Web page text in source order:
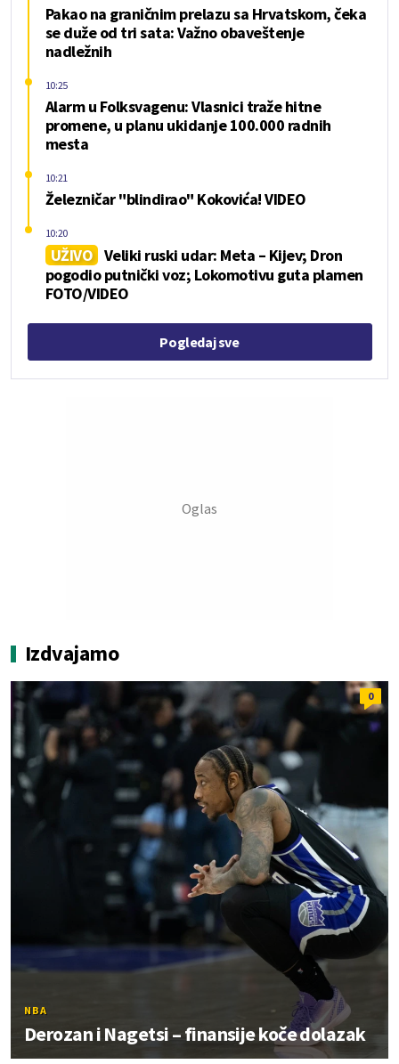
Pakao na graničnim prelazu sa Hrvatskom, čeka
se duže od tri sata: Važno obaveštenje
nadležnih
Alarm u Folksvagenu: Vlasnici traže hitne
promene, u planu ukidanje 100.000 radnih
mesta
10:25
Železničar "blindirao" Kokovića! VIDEO
10:21
UŽIVO Veliki ruski udar: Meta – Kijev; Dron
pogodio putnički voz; Lokomotivu guta plamen
FOTO/VIDEO
10:20
Pogledaj sve
Izdvajamo
0
NBA
Derozan i Nagetsi – finansije koče dolazak